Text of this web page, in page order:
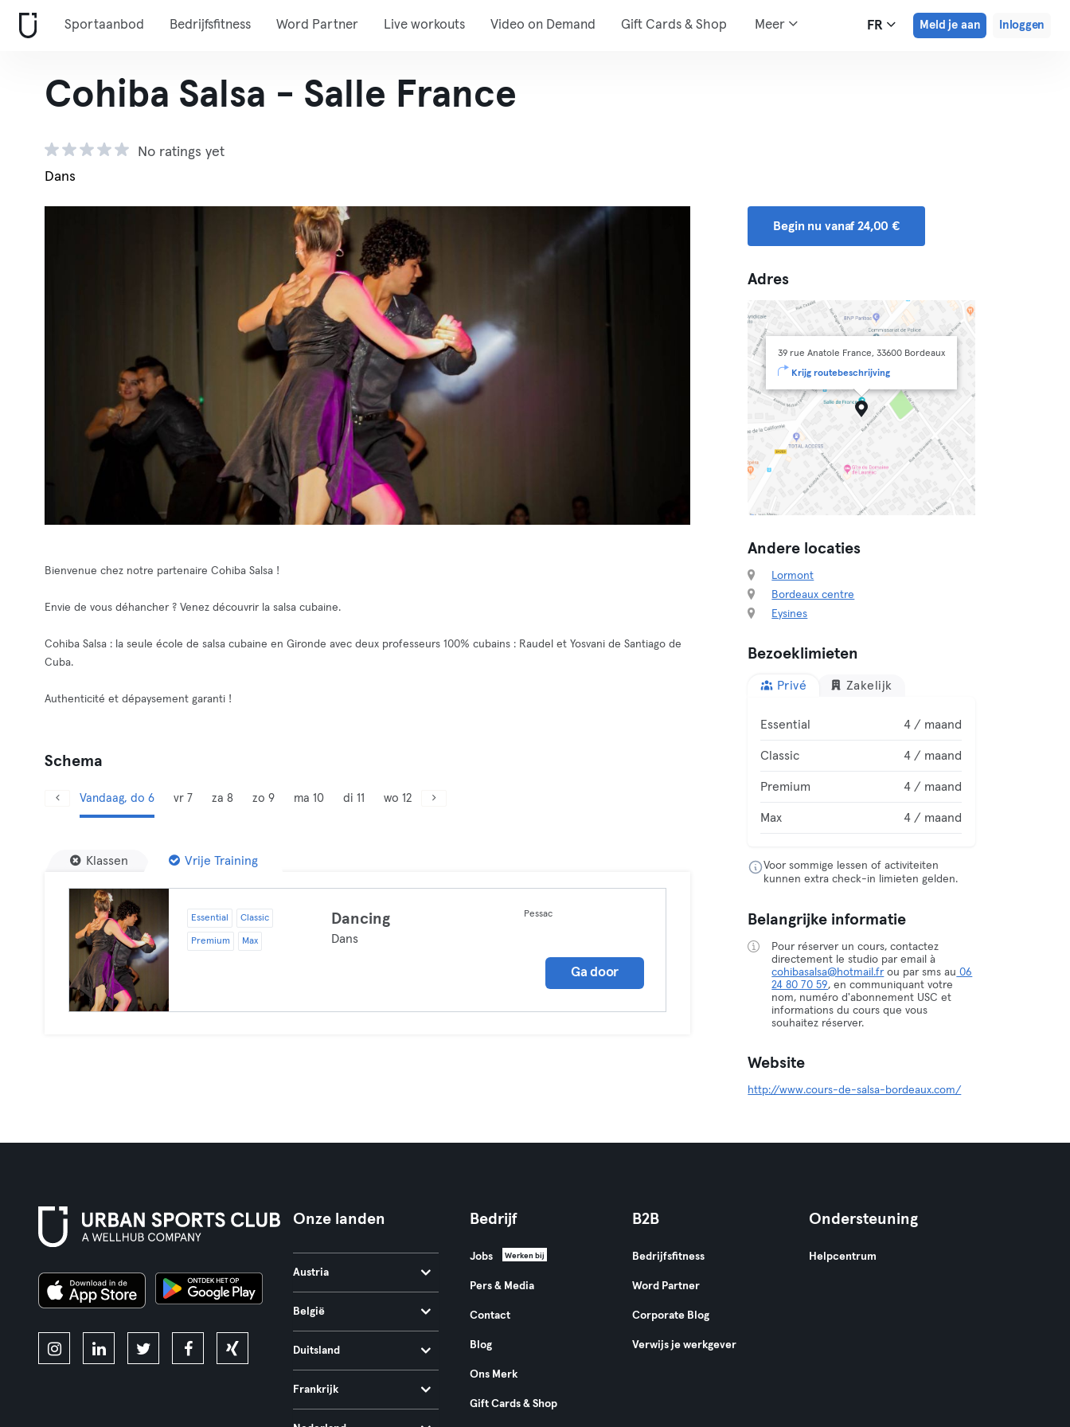
Sportaanbod Bedrijfsfitness Word Partner Live workouts Video on Demand Gift Cards & Shop Meer FR Meld je aan Inloggen
Cohiba Salsa - Salle France
No ratings yet
Dans
Bienvenue chez notre partenaire Cohiba Salsa !
Envie de vous déhancher ? Venez découvrir la salsa cubaine.
Cohiba Salsa : la seule école de salsa cubaine en Gironde avec deux professeurs 100% cubains : Raudel et Yosvani de Santiago de
Cuba.
Authenticité et dépaysement garanti !
Schema
Vandaag, do 6 vr 7 za 8 zo 9 ma 10 di 11 wo 12
Klassen Vrije Training
Essential Classic
Premium Max
Dancing
Dans
Pessac
Ga door
Begin nu vanaf 24,00 €
Adres
39 rue Anatole France, 33600 Bordeaux
Krijg routebeschrijving
Andere locaties
Lormont
Bordeaux centre
Eysines
Bezoeklimieten
Privé Zakelijk
Essential 4 / maand
Classic 4 / maand
Premium 4 / maand
Max 4 / maand
Voor sommige lessen of activiteiten
kunnen extra check-in limieten gelden.
Belangrijke informatie
Pour réserver un cours, contactez
directement le studio par email à
cohibasalsa@hotmail.frou par sms au 06
24 80 70 59, en communiquant votre
nom, numéro d'abonnement USC et
informations du cours que vous
souhaitez réserver.
Website
http://www.cours-de-salsa-bordeaux.com/
Onze landen
Austria
België
Duitsland
Frankrijk
Bedrijf
Jobs Werken bij
Pers & Media
Contact
Blog
Ons Merk
Gift Cards & Shop
B2B
Bedrijfsfitness
Word Partner
Corporate Blog
Verwijs je werkgever
Ondersteuning
Helpcentrum